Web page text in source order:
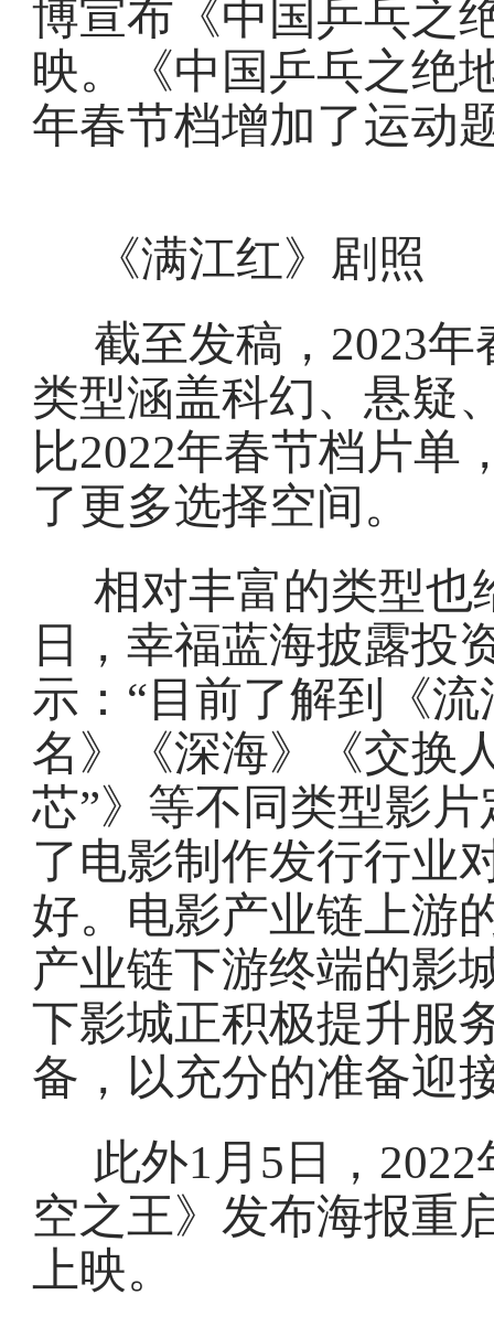
博宣布《中国乒乓之
映。《中国乒乓之绝
年春节档增加了运动
《满江红》剧照
截至发稿，2023
类型涵盖科幻、悬疑
比2022年春节档片单
了更多选择空间。
相对丰富的类型也
日，幸福蓝海披露投
示：“目前了解到《
名》《深海》《交换
芯”》等不同类型影
了电影制作发行行业
好。电影产业链上游
产业链下游终端的影
下影城正积极提升服
备，以充分的准备迎
此外1月5日，
空之王》发布海报重
上映。